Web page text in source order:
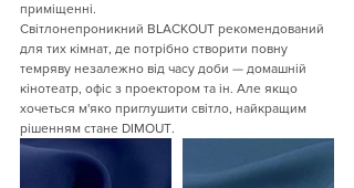
приміщенні.
Світлонепроникний BLACKOUT рекомендований
для тих кімнат, де потрібно створити повну
темряву незалежно від часу доби — домашній
кінотеатр, офіс з проектором та ін. Але якщо
хочеться м'яко приглушити світло, найкращим
рішенням стане DIMOUT.